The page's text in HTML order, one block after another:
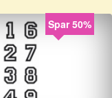
Spar 50%